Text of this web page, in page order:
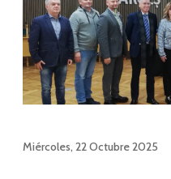
Miércoles, 22 Octubre 2025